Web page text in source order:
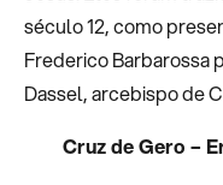
século 12, como
Frederico Barbarossa
Dassel, arcebispo de
Cruz de Gero –